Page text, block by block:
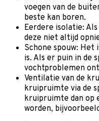
voegen van de
beste kan boren.
Eerdere isolatie:
deze niet altijd
Schone spouw: Het
is. Als er puin in de
vochtproblemen
Ventilatie van de
kruipruimte via de
kruipruimte dan op
worden,